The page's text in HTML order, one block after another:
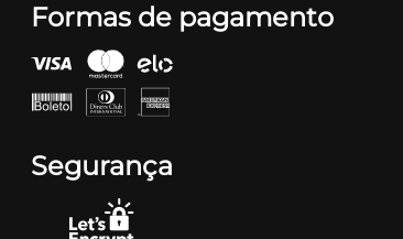
Formas de pagamento
Segurança